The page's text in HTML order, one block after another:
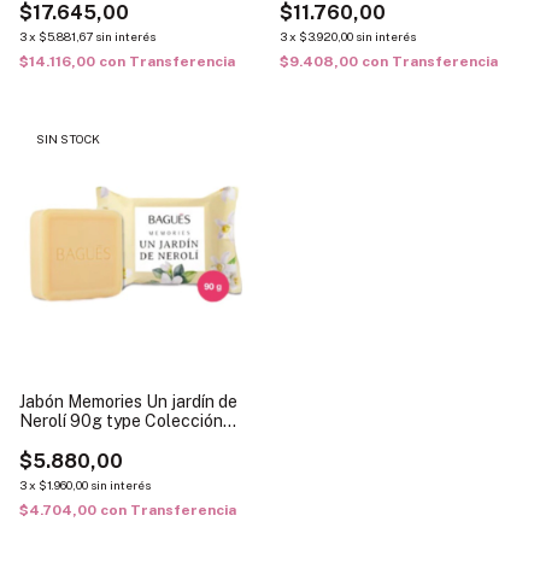
$17.645,00
3x $5.881,67 sin interés
$14.116,00 con Transferencia
$11.760,00
3x $3.920,00 sin interés
$9.408,00 con Transferencia
SIN STOCK
Jabón Memories Un jardín de
Nerolí 90g type Colección
$5.880,00
3x $1.960,00 sin interés
$4.704,00 con Transferencia